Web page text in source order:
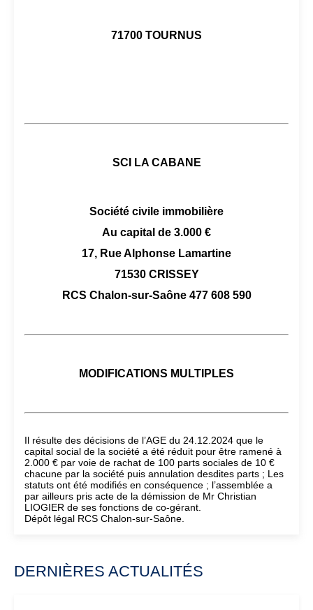
71700 TOURNUS
SCI LA CABANE
Société civile immobilière
Au capital de 3.000 €
17, Rue Alphonse Lamartine
71530 CRISSEY
RCS Chalon-sur-Saône 477 608 590
MODIFICATIONS MULTIPLES
Il résulte des décisions de l’AGE du 24.12.2024 que le
capital social de la société a été réduit pour être ramené à
2.000 € par voie de rachat de 100 parts sociales de 10 €
chacune par la société puis annulation desdites parts ; Les
statuts ont été modifiés en conséquence ; l’assemblée a
par ailleurs pris acte de la démission de Mr Christian
LIOGIER de ses fonctions de co-gérant.
Dépôt légal RCS Chalon-sur-Saône.
DERNIÈRES ACTUALITÉS